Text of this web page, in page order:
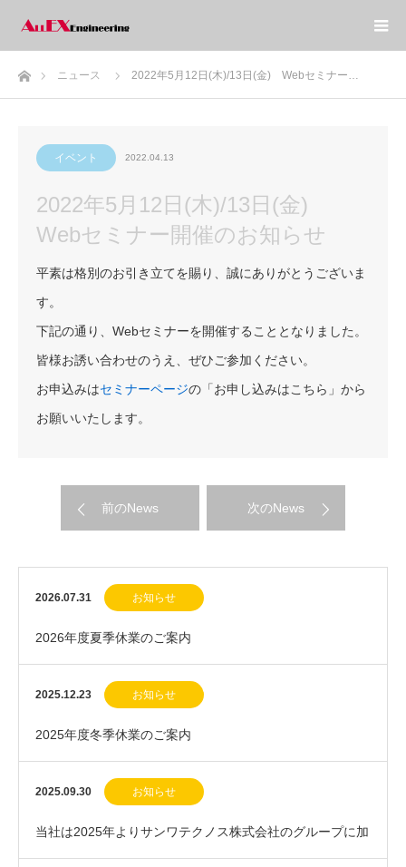
ホームニュース 2022年5月12日(木)/13日(金) Webセミナー…
イベント 2022.04.13
2022年5月12日(木)/13日(金)
Webセミナー開催のお知らせ
平素は格別のお引き立てを賜り、誠にありがとうございま
す。
下記の通り、Webセミナーを開催することとなりました。
皆様お誘い合わせのうえ、ぜひご参加ください。
お申込みはセミナーページの「お申し込みはこちら」から
お願いいたします。
前のNews 次のNews
2026.07.31 お知らせ
2026年度夏季休業のご案内
2025.12.23 お知らせ
2025年度冬季休業のご案内
2025.09.30 お知らせ
当社は2025年よりサンワテクノス株式会社のグループに加